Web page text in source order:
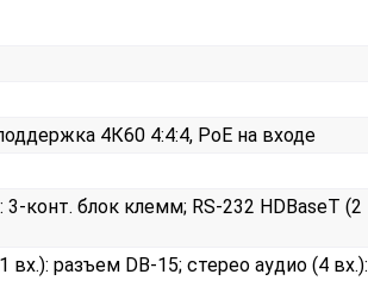
4К60 4:4:4, PoE на входе
конт. блок клемм; RS-232 HDBaseT (2
вх.): разъем DB-15; стерео аудио (4 вх.):